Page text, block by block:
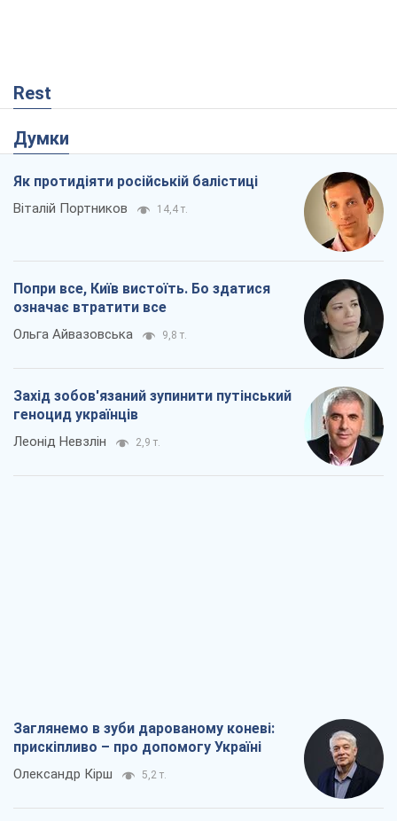
Rest
Думки
Як протидіяти російській балістиці
Віталій Портников 14,4 т.
Попри все, Київ вистоїть. Бо здатися
означає втратити все
Ольга Айвазовська 9,8 т.
Захід зобов'язаний зупинити путінський
геноцид українців
Леонід Невзлін 2,9 т.
Заглянемо в зуби дарованому коневі:
прискіпливо – про допомогу Україні
Олександр Кірш 5,2 т.